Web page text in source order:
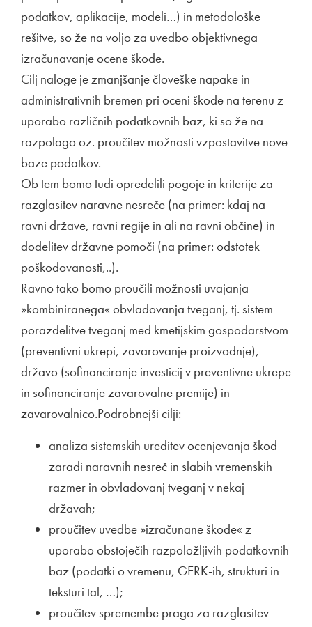
podatkov, aplikacije, modeli…) in metodološke
rešitve, so že na voljo za uvedbo objektivnega
izračunavanje ocene škode.
Cilj naloge je zmanjšanje človeške napake in
administrativnih bremen pri oceni škode na terenu z
uporabo različnih podatkovnih baz, ki so že na
razpolago oz. proučitev možnosti vzpostavitve nove
baze podatkov.
Ob tem bomo tudi opredelili pogoje in kriterije za
razglasitev naravne nesreče (na primer: kdaj na
ravni države, ravni regije in ali na ravni občine) in
dodelitev državne pomoči (na primer: odstotek
poškodovanosti,..).
Ravno tako bomo proučili možnosti uvajanja
»kombiniranega« obvladovanja tveganj, tj. sistem
porazdelitve tveganj med kmetijskim gospodarstvom
(preventivni ukrepi, zavarovanje proizvodnje),
državo (sofinanciranje investicij v preventivne ukrepe
in sofinanciranje zavarovalne premije) in
zavarovalnico.Podrobnejši cilji:
analiza sistemskih ureditev ocenjevanja škod
zaradi naravnih nesreč in slabih vremenskih
razmer in obvladovanj tveganj v nekaj
državah;
proučitev uvedbe »izračunane škode« z
uporabo obstoječih razpoložljivih podatkovnih
baz (podatki o vremenu, GERK-ih, strukturi in
teksturi tal, …);
proučitev spremembe praga za razglasitev